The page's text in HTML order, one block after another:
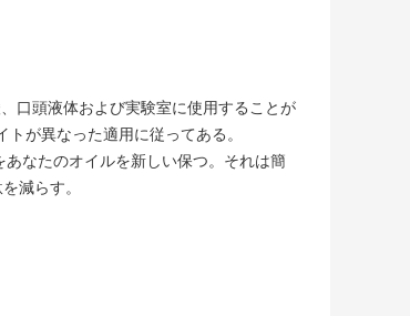
、口頭液体および実験室に使用することが
トが異なった適用に従ってある。
なたのオイルを新しい保つ。 それは簡
減らす。